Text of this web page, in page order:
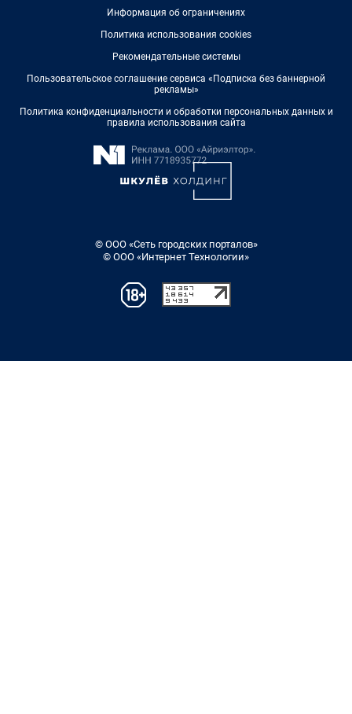
Информация об ограничениях
Политика использования cookies
Рекомендательные системы
Пользовательское соглашение сервиса «Подписка без баннерной
рекламы»
Политика конфиденциальности и обработки персональных данных и
правила использования сайта
© ООО «Сеть городских порталов»
© ООО «Интернет Технологии»